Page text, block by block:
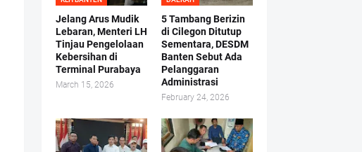
Jelang Arus Mudik
Lebaran, Menteri LH
Tinjau Pengelolaan
Kebersihan di
Terminal Purabaya
March 15, 2026
5 Tambang Berizin
di Cilegon Ditutup
Sementara, DESDM
Banten Sebut Ada
Pelanggaran
Administrasi
February 24, 2026